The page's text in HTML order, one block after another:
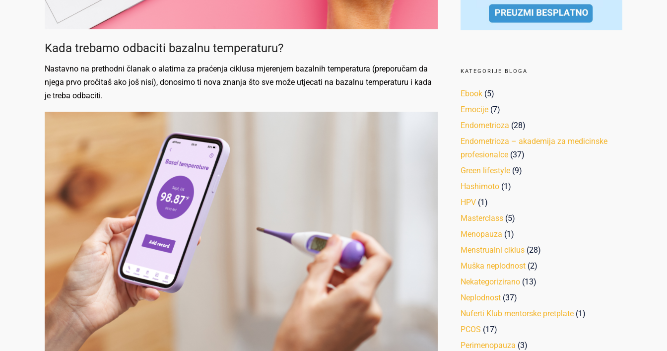
Kada trebamo odbaciti bazalnu temperaturu?
Nastavno na prethodni članak o alatima za praćenja ciklusa mjerenjem bazalnih temperatura (preporučam da
njega prvo pročitaš ako još nisi), donosimo ti nova znanja što sve može utjecati na bazalnu temperaturu i kada
je treba odbaciti.
KATEGORIJE BLOGA
Ebook (5)
Emocije (7)
Endometrioza (28)
Endometrioza – akademija za medicinske
profesionalce (37)
Green lifestyle (9)
Hashimoto (1)
HPV (1)
Masterclass (5)
Menopauza (1)
Menstrualni ciklus (28)
Muška neplodnost (2)
Nekategorizirano (13)
Neplodnost (37)
Nuferti Klub mentorske pretplate (1)
PCOS (17)
Perimenopauza (3)